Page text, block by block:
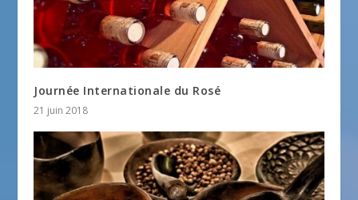
Journée Internationale du Rosé
21 juin 2018